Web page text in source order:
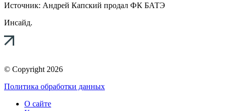
Источник: Андрей Капский продал ФК БАТЭ
Инсайд.
© Copyright 2026
Политика обработки данных
О сайте